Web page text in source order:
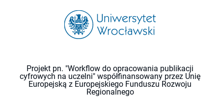
Projekt pn. "Workflow do opracowania publikacji
cyfrowych na uczelni" współfinansowany przez Unię
Europejską z Europejskiego Funduszu Rozwoju
Regionalnego